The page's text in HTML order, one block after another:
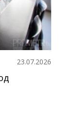
23.07.2026